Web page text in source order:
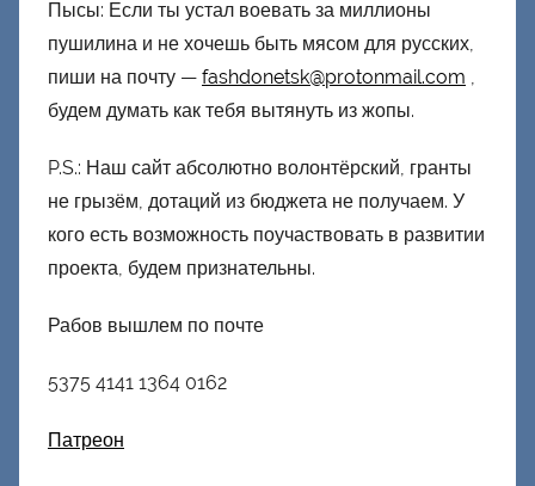
Пысы: Если ты устал воевать за миллионы
пушилина и не хочешь быть мясом для русских,
пиши на почту — fashdonetsk@protonmail.com
будем думать как тебя вытянуть из жопы.
P.S.: Наш сайт абсолютно волонтёрский, гранты
не грызём, дотаций из бюджета не получаем. У
кого есть возможность поучаствовать в развитии
проекта, будем признательны.
Рабов вышлем по почте
5375 4141 1364 0162
Патреон